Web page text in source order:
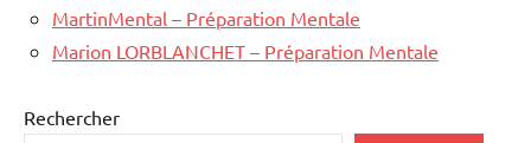
MartinMental – Préparation Mentale
Marion LORBLANCHET – Préparation Mentale
Rechercher